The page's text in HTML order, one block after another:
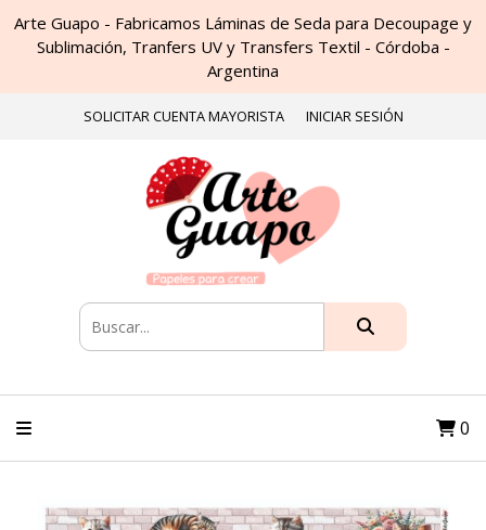
Arte Guapo - Fabricamos Láminas de Seda para Decoupage y
Sublimación, Tranfers UV y Transfers Textil - Córdoba -
Argentina
SOLICITAR CUENTA MAYORISTA INICIAR SESIÓN
0